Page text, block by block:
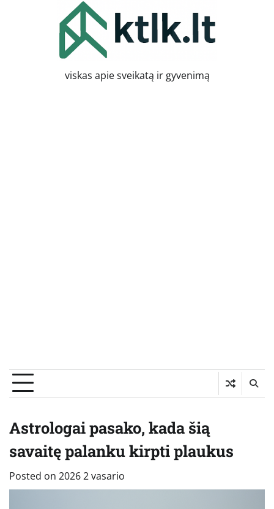
viskas apie sveikatą ir gyvenimą
Astrologai pasako, kada šią
savaitę palanku kirpti plaukus
Posted on 2026 2 vasario